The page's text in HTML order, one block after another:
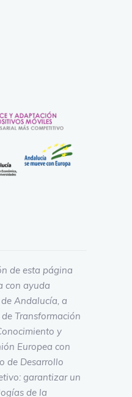
de esta página
con ayuda
Andalucía, a
Transformación
y
Europea con
de Desarrollo
garantizar un
de la